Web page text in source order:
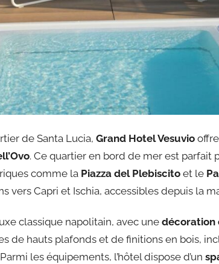
de Santa Lucia, Grand Hotel Vesuvio
. Ce quartier en bord de mer est parfait
comme la Piazza del Plebiscito et le
vers Capri et Ischia, accessibles depuis la
classique napolitain, avec unedécoration
de hauts plafonds et de finitions en bois,
les équipements, l’hôtel dispose d’un